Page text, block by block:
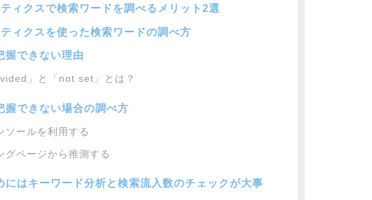
ィクスで検索ワードを調べるメリット2選
ィクスを使った検索ワードの調べ方
握できない理由
」と「not set」とは？
握できない場合の調べ方
ソールを利用する
グページから推測する
にはキーワード分析と検索流入数のチェックが大事